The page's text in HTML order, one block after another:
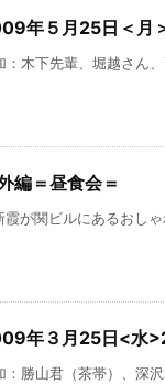
年５月25日＜月
：木下先輩、堀越さん
編＝昼食会＝
霞が関ビルにあるおし
年３月25日<水
：勝山君（茶帯）、深